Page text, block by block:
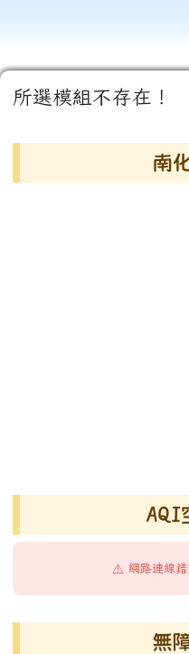
主內容區域
所選模組不存在！
南
AQI
⚠️ 網路連線錯
無
頁尾區域